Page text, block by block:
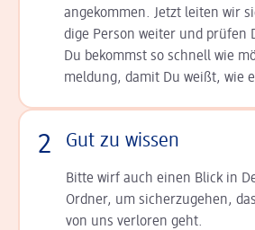
angekommen. Jetzt leiten wir
dige Person weiter und prüfen
Du bekommst so schnell wie
meldung, damit Du weißt, wie
2 Gut zu wissen
Bitte wirf auch einen Blick in
Ordner, um sicherzugehen,
von uns verloren geht.